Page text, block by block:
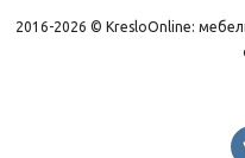
2016-2026 © KresloOnline: